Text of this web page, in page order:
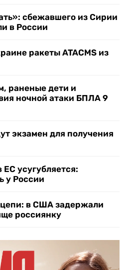
сбежавшего из Сирии
в России
ракеты ATACMS из
раненые дети и
ночной атаки БПЛА 9
экзамен для получения
ЕС усугубляется:
у России
в США задержали
россиянку